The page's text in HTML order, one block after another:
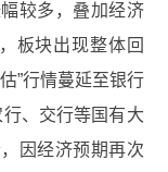
较多，叠加经济
板块出现整体回
”行情蔓延至银行
、交行等国有大
因经济预期再次